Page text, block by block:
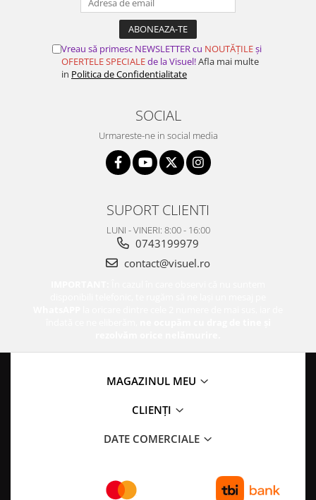
Vreau să primesc NEWSLETTER cu NOUTĂȚILEși
OFERTELE SPECIALEde la Visuel!Afla mai multe
in Politica de Confidentialitate
SOCIAL
Urmareste-ne in social media
SUPORT CLIENTI
LUNI - VINERI: 8:00 - 16:00
0743199979
contact@visuel.ro
MAGAZINUL MEU
CLIENȚI
DATE COMERCIALE